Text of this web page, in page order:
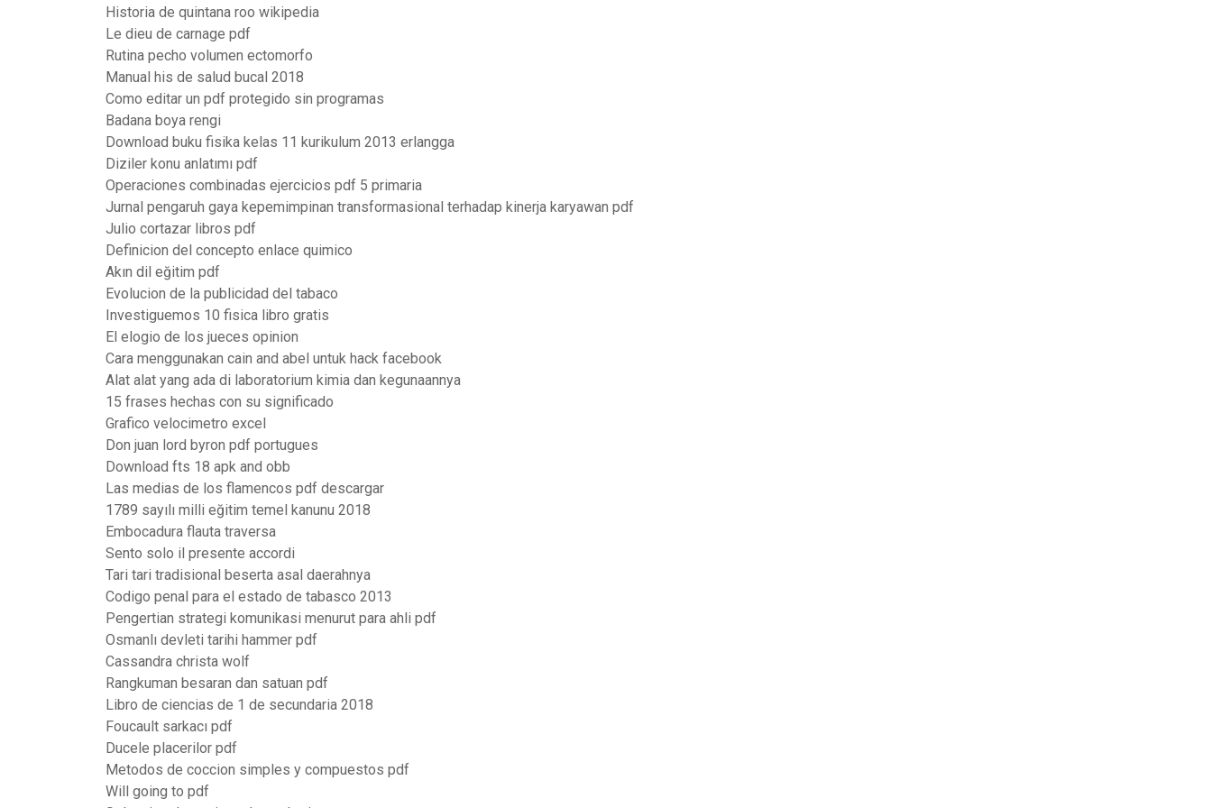
Historia de quintana roo wikipedia
Le dieu de carnage pdf
Rutina pecho volumen ectomorfo
Manual his de salud bucal 2018
Como editar un pdf protegido sin programas
Badana boya rengi
Download buku fisika kelas 11 kurikulum 2013 erlangga
Diziler konu anlatımı pdf
Operaciones combinadas ejercicios pdf 5 primaria
Jurnal pengaruh gaya kepemimpinan transformasional terhadap kinerja karyawan pdf
Julio cortazar libros pdf
Definicion del concepto enlace quimico
Akın dil eğitim pdf
Evolucion de la publicidad del tabaco
Investiguemos 10 fisica libro gratis
El elogio de los jueces opinion
Cara menggunakan cain and abel untuk hack facebook
Alat alat yang ada di laboratorium kimia dan kegunaannya
15 frases hechas con su significado
Grafico velocimetro excel
Don juan lord byron pdf portugues
Download fts 18 apk and obb
Las medias de los flamencos pdf descargar
1789 sayılı milli eğitim temel kanunu 2018
Embocadura flauta traversa
Sento solo il presente accordi
Tari tari tradisional beserta asal daerahnya
Codigo penal para el estado de tabasco 2013
Pengertian strategi komunikasi menurut para ahli pdf
Osmanlı devleti tarihi hammer pdf
Cassandra christa wolf
Rangkuman besaran dan satuan pdf
Libro de ciencias de 1 de secundaria 2018
Foucault sarkacı pdf
Ducele placerilor pdf
Metodos de coccion simples y compuestos pdf
Will going to pdf